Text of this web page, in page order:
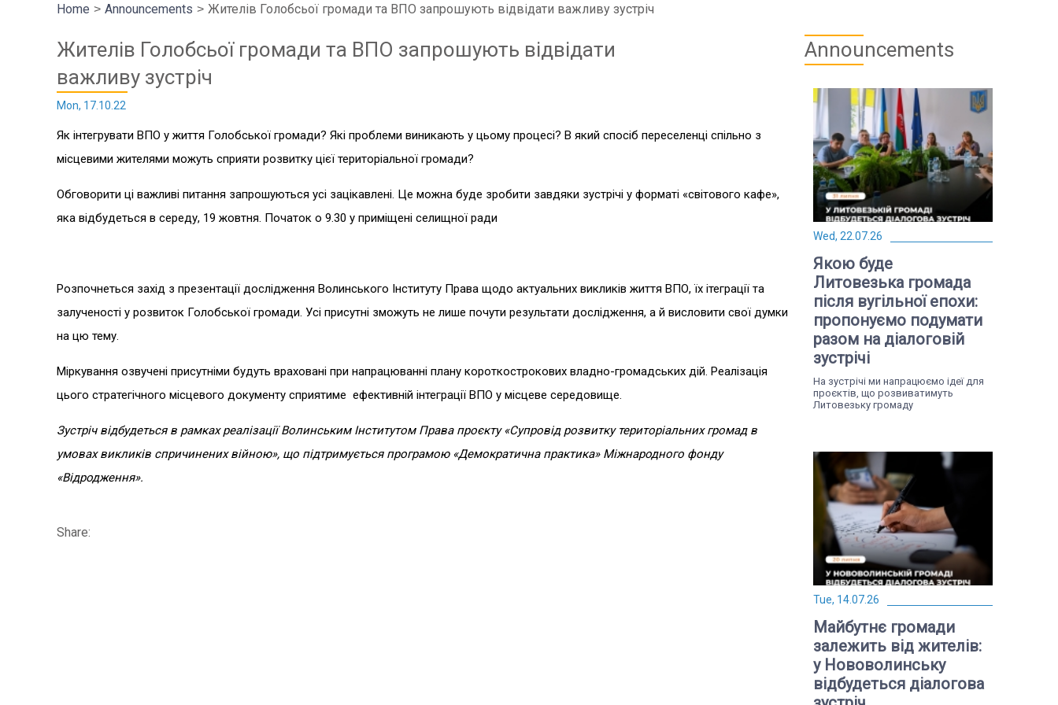
Home Announcements Жителів Голобсьої громади та ВПО запрошують відвідати важливу зустріч
Жителів Голобсьої громади та ВПО запрошують відвідати
важливу зустріч
Mon, 17.10.22
Як інтегрувати ВПО у життя Голобської громади? Які проблеми виникають у цьому процесі? В який спосіб переселенці спільно з
місцевими жителями можуть сприяти розвитку цієї територіальної громади?
Обговорити ці важливі питання запрошуються усі зацікавлені. Це можна буде зробити завдяки зустрічі у форматі «світового кафе»,
яка відбудеться в середу, 19 жовтня. Початок о 9.30 у приміщені селищної ради
Розпочнеться захід з презентації дослідження Волинського Інституту Права щодо актуальних викликів життя ВПО, їх ітеграції та
залученості у розвиток Голобської громади. Усі присутні зможуть не лише почути результати дослідження, а й висловити свої думки
на цю тему.
Міркування озвучені присутніми будуть враховані при напрацюванні плану короткострокових владно-громадських дій. Реалізація
цього стратегічного місцевого документу сприятиме ефективній інтеграції ВПО у місцеве середовище.
Зустріч відбудеться в рамках реалізації Волинським Інститутом Права проєкту «Супровід розвитку територіальних громад в
умовах викликів спричинених війною», що підтримується програмою «Демократична практика» Міжнародного фонду
«Відродження».
Share:
Announcements
Wed, 22.07.26
Якою буде
Литовезька громада
після вугільної епохи:
пропонуємо подумати
разом на діалоговій
зустрічі
На зустрічі ми напрацюємо ідеї для
проєктів, що розвиватимуть
Литовезьку громаду
Tue, 14.07.26
Майбутнє громади
залежить від жителів:
у Нововолинську
відбудеться діалогова